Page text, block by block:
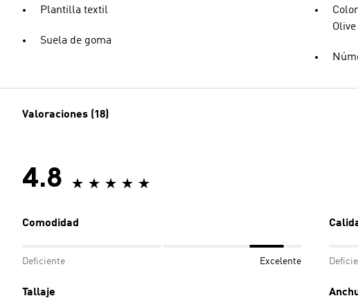
Plantilla textil
Suela de goma
Valoraciones (18)
4.8
Comodidad
Deficiente Excelente
Tallaje